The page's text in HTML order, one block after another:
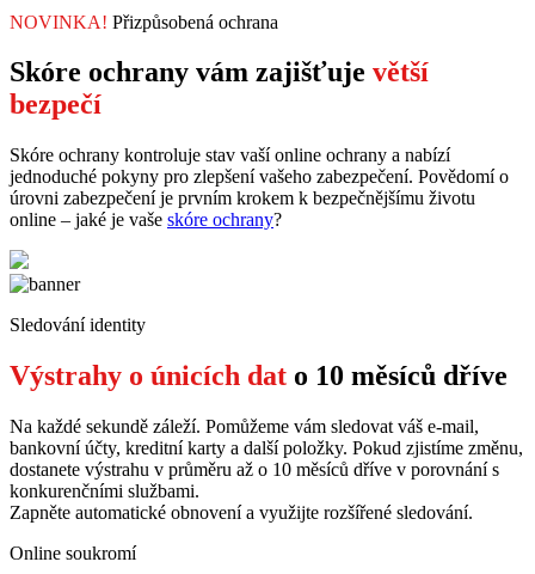
NOVINKA! Přizpůsobená ochrana
Skóre ochrany vám zajišťuje větší
bezpečí
Skóre ochrany kontroluje stav vaší online ochrany a nabízí
jednoduché pokyny pro zlepšení vašeho zabezpečení. Povědomí o
úrovni zabezpečení je prvním krokem k bezpečnějšímu životu
online – jaké je vaše skóre ochrany?
Sledování identity
Výstrahy o únicích dat o 10 měsíců dříve
Na každé sekundě záleží. Pomůžeme vám sledovat váš e-mail,
bankovní účty, kreditní karty a další položky. Pokud zjistíme změnu,
dostanete výstrahu v průměru až o 10 měsíců dříve v porovnání s
konkurenčními službami.
Zapněte automatické obnovení a využijte rozšířené sledování.
Online soukromí